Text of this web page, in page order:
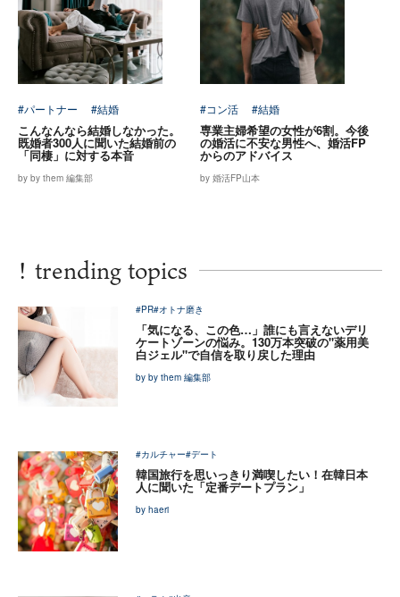
#パートナー #結婚
こんなんなら結婚しなかった。
既婚者300人に聞いた結婚前の
「同棲」に対する本音
by by them 編集部
#コン活 #結婚
専業主婦希望の女性が6割。今後
の婚活に不安な男性へ、婚活FP
からのアドバイス
by 婚活FP山本
! trending topics
#PR#オトナ磨き
「気になる、この色…」誰にも言えないデリ
ケートゾーンの悩み。130万本突破の"薬用美
白ジェル"で自信を取り戻した理由
by by them 編集部
#カルチャー#デート
韓国旅行を思いっきり満喫したい！在韓日本
人に聞いた「定番デートプラン」
by haeri